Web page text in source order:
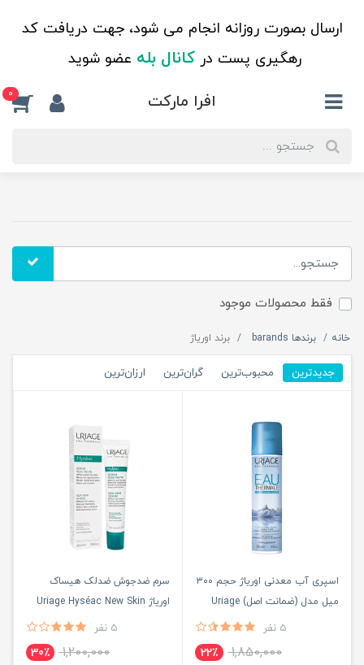
ارسال بصورت روزانه انجام می شود، جهت دریافت کد
رهگیری پست درکانال بله عضو شوید
افرا مارکت 0
فقط محصولات موجود
خانه برندها barands برند اوریاژ
جدیدترین محبوب‌ترین گران‌ترین ارزان‌ترین
اسپری آب معدنی اوریاژ حجم ۳۰۰
میل مدل (ضمانت اصل) Uriage
Eau Thermale Water
5 نفر
1,850,000 22٪
سرم ضدجوش ضدلک هیساک
اوریاژ Uriage Hyséac New Skin
5 نفر
1,200,000 30٪